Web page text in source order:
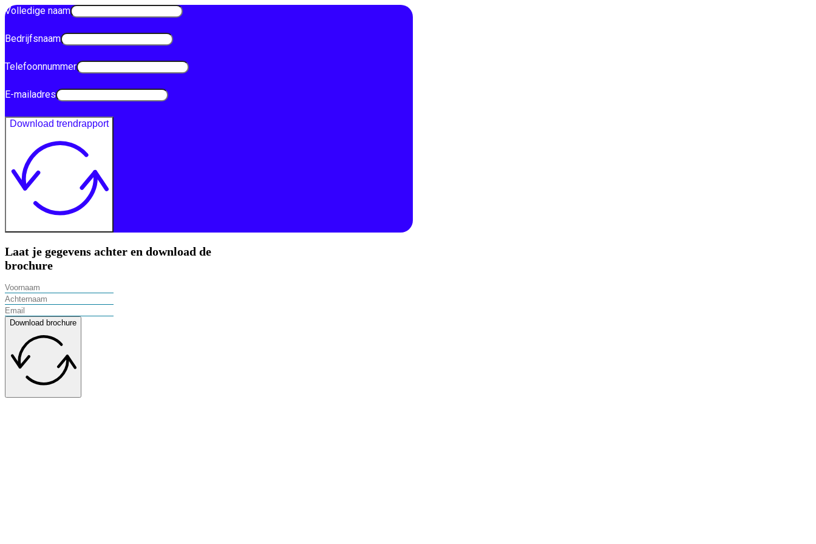
Volledige naam
Bedrijfsnaam
Telefoonnummer
E-mailadres
Download trendrapport
Laat je gegevens achter en download de
brochure
Download brochure